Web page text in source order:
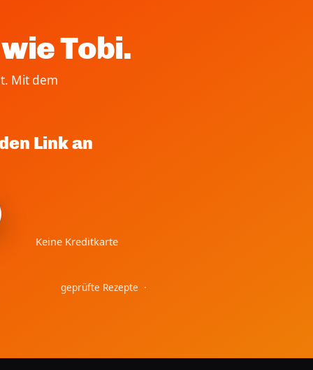
Tobi.
Mit dem
Link an
Keine Kreditkarte
geprüfte Rezepte ·